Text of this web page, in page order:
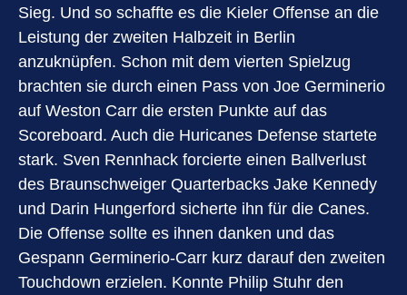
Sieg. Und so schaffte es die Kieler Offense an die
Leistung der zweiten Halbzeit in Berlin
anzuknüpfen. Schon mit dem vierten Spielzug
brachten sie durch einen Pass von Joe Germinerio
auf Weston Carr die ersten Punkte auf das
Scoreboard. Auch die Huricanes Defense startete
stark. Sven Rennhack forcierte einen Ballverlust
des Braunschweiger Quarterbacks Jake Kennedy
und Darin Hungerford sicherte ihn für die Canes.
Die Offense sollte es ihnen danken und das
Gespann Germinerio-Carr kurz darauf den zweiten
Touchdown erzielen. Konnte Philip Stuhr den